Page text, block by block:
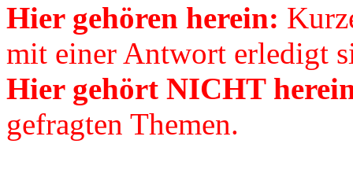
Hier gehören herein:
mit einer Antwort erledigt
Hier gehört NICHT
gefragten Themen.